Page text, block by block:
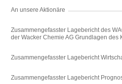
An unsere Aktionäre
Zusammengefasster Lagebericht des
der Wacker Chemie AG Grundlagen des
Zusammengefasster Lagebericht
Zusammengefasster Lagebericht